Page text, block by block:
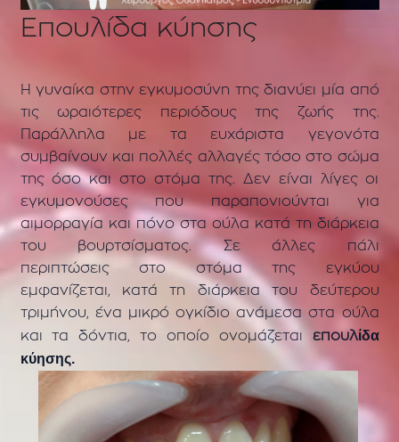
Επουλίδα κύησης
Η γυναίκα στην εγκυμοσύνη της διανύει μία από
τις ωραιότερες περιόδους της ζωής της.
Παράλληλα με τα ευχάριστα γεγονότα
συμβαίνουν και πολλές αλλαγές τόσο στο σώμα
της όσο και στο στόμα της. Δεν είναι λίγες οι
εγκυμονούσες που παραπονιούνται για
αιμορραγία και πόνο στα ούλα κατά τη διάρκεια
του βουρτσίσματος. Σε άλλες πάλι
περιπτώσεις στο στόμα της εγκύου
εμφανίζεται, κατά τη διάρκεια του δεύτερου
τριμήνου, ένα μικρό ογκίδιοανάμεσα στα ούλα
και τα δόντια, το οποίο ονομάζεται επουλίδα
κύησης.